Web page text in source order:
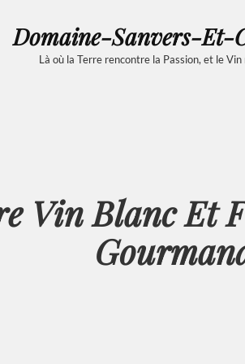
Domaine-Sanvers-Et-
Là où la Terre rencontre la Passion, et le
Vin Blanc Et